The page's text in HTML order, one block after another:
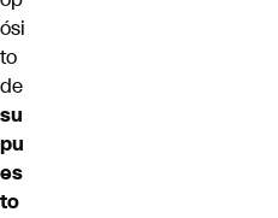
ósi
to
de
su
pu
es
to